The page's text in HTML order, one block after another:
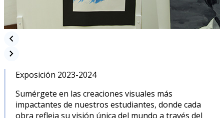
chevron_left
chevron_right
Exposición 2023-2024
Sumérgete en las creaciones visuales más
impactantes de nuestros estudiantes, donde cada
obra refleja su visión única del mundo a través del